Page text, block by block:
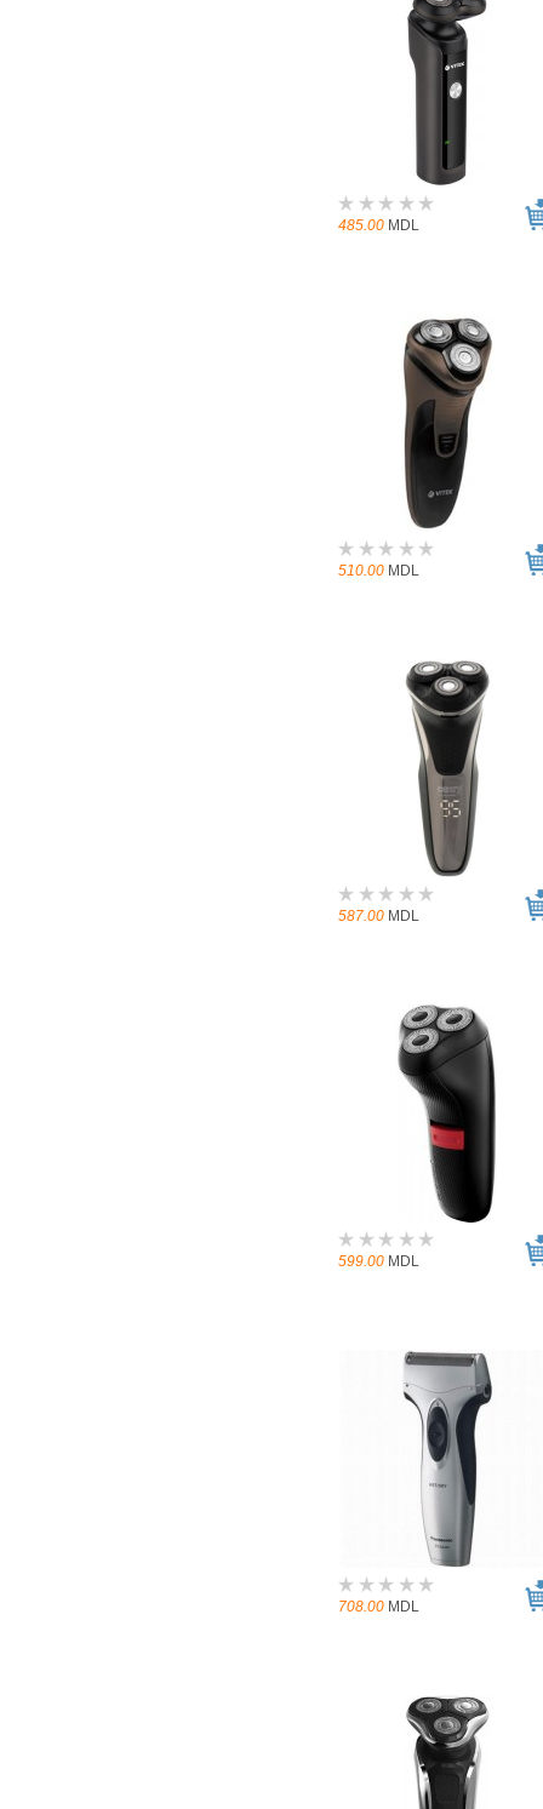
485.00 MDL
510.00 MDL
587.00 MDL
599.00 MDL
708.00 MDL